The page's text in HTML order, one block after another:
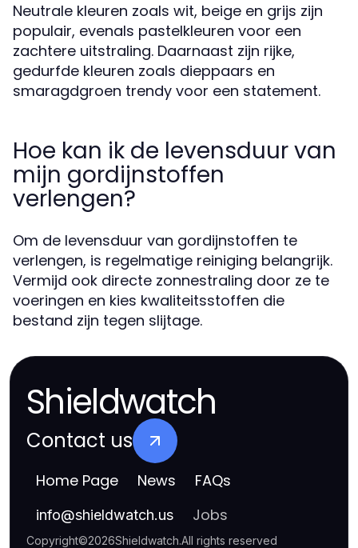
Neutrale kleuren zoals wit, beige en grijs zijn
populair, evenals pastelkleuren voor een
zachtere uitstraling. Daarnaast zijn rijke,
gedurfde kleuren zoals dieppaars en
smaragdgroen trendy voor een statement.
Hoe kan ik de levensduur van
mijn gordijnstoffen
verlengen?
Om de levensduur van gordijnstoffen te
verlengen, is regelmatige reiniging belangrijk.
Vermijd ook directe zonnestraling door ze te
voeringen en kies kwaliteitsstoffen die
bestand zijn tegen slijtage.
Shieldwatch
Contact us
Home Page News FAQs
info@shieldwatch.us Jobs
Copyright©2026Shieldwatch.All rights reserved